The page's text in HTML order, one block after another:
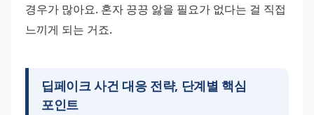
경우가 많아요. 혼자 끙끙 앓을 필요가 없다는 걸 직접
느끼게 되는 거죠.
딥페이크 사건 대응 전략, 단계별 핵심
포인트